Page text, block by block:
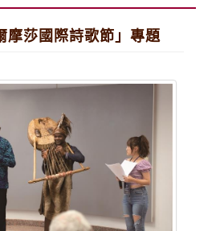
摩莎國際詩歌節」專題